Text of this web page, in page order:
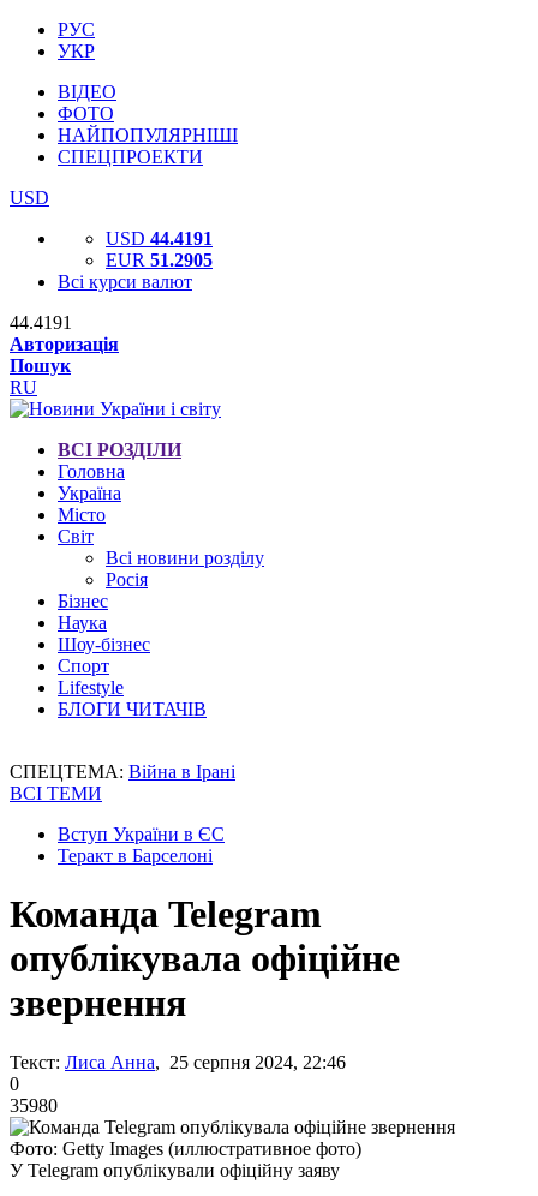
РУС
УКР
ВІДЕО
ФОТО
НАЙПОПУЛЯРНІШІ
СПЕЦПРОЕКТИ
USD
USD 44.4191
EUR 51.2905
Всі курси валют
44.4191
Авторизація
Пошук
RU
ВСІ РОЗДІЛИ
Головна
Україна
Місто
Світ
Всі новини розділу
Росія
Бізнес
Наука
Шоу-бізнес
Спорт
Lifestyle
БЛОГИ ЧИТАЧІВ
СПЕЦТЕМА: Війна в Ірані
ВСІ ТЕМИ
Вступ України в ЄС
Теракт в Барселоні
Команда Telegram
опублікувала офіційне
звернення
Текст: Лиса Анна, 25 серпня 2024, 22:46
0
35980
Фото: Getty Images (иллюстративное фото)
У Telegram опублікували офіційну заяву